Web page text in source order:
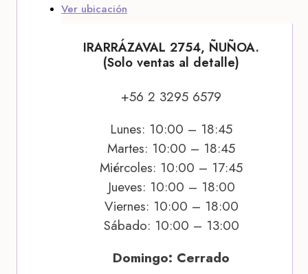
Ver ubicación
IRARRÁZAVAL 2754, ÑUÑOA.
(Solo ventas al detalle)
+56 2 3295 6579
Lunes: 10:00 – 18:45
Martes: 10:00 – 18:45
Miércoles: 10:00 – 17:45
Jueves: 10:00 – 18:00
Viernes: 10:00 – 18:00
Sábado: 10:00 – 13:00
Domingo: Cerrado